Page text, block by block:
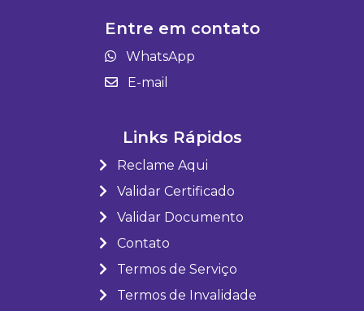
Entre em contato
WhatsApp
E-mail
Links Rápidos
Reclame Aqui
Validar Certificado
Validar Documento
Contato
Termos de Serviço
Termos de Invalidade